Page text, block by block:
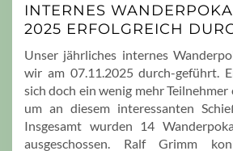
INTERNES
025 ERFOLGREICH
Unser jährliches internes
wir am 07.11.2025 durch-geführt.
sich doch ein wenig mehr
um an diesem interessanten
Insgesamt wurden 14
ausgeschossen. Ralf Grimm